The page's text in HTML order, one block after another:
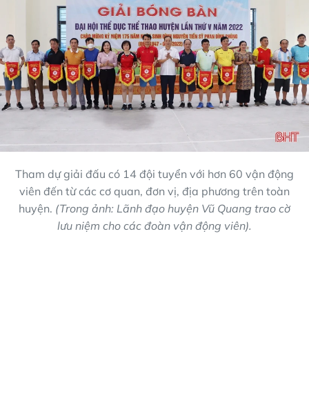
Tham dự giải đấu có 14 đội tuyển với hơn 60 vận động
viên đến từ các cơ quan, đơn vị, địa phương trên toàn
huyện. (Trong ảnh: Lãnh đạo huyện Vũ Quang trao cờ
lưu niệm cho các đoàn vận động viên).